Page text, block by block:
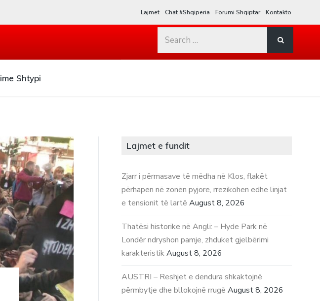
Lajmet Chat #Shqiperia Forumi Shqiptar Kontakto
Search
Shtypi
Lajmet e fundit
Zjarr i përmasave të mëdha në Klos, flakët
përhapen në zonën pyjore, rrezikohen edhe linjat
e tensionit të lartë August 8, 2026
Thatësi historike në Angli: – Hyde Park në
Londër ndryshon pamje, zhduket gjelbërimi
karakteristik August 8, 2026
AUSTRI – Reshjet e dendura shkaktojnë
përmbytje dhe bllokojnë rrugë August 8, 2026